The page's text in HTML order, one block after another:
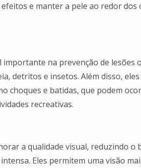
e manter a pele ao redor dos
na prevenção de lesões
detritos e insetos. Além disso, eles
choques e batidas, que podem
recreativas.
a qualidade visual, reduzindo o
Eles permitem uma visão